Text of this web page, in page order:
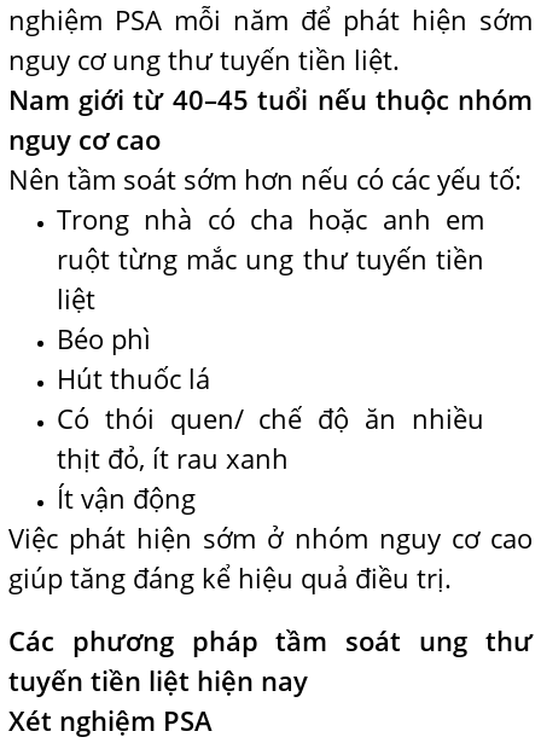
nghiệm PSA mỗi năm để phát hiện sớm
nguy cơ ung thư tuyến tiền liệt.
Nam giới từ 40–45 tuổi nếu thuộc nhóm
nguy cơ cao
Nên tầm soát sớm hơn nếu có các yếu tố:
Trong nhà có cha hoặc anh em
ruột từng mắc ung thư tuyến tiền
liệt
Béo phì
Hút thuốc lá
Có thói quen/ chế độ ăn nhiều
thịt đỏ, ít rau xanh
Ít vận động
Việc phát hiện sớm ở nhóm nguy cơ cao
giúp tăng đáng kể hiệu quả điều trị.
Các phương pháp tầm soát ung thư
tuyến tiền liệt hiện nay
Xét nghiệm PSA